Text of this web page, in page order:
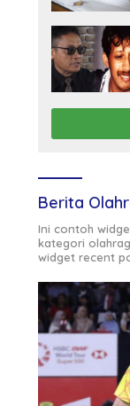
Berita
Ini contoh
kategori
widget recent